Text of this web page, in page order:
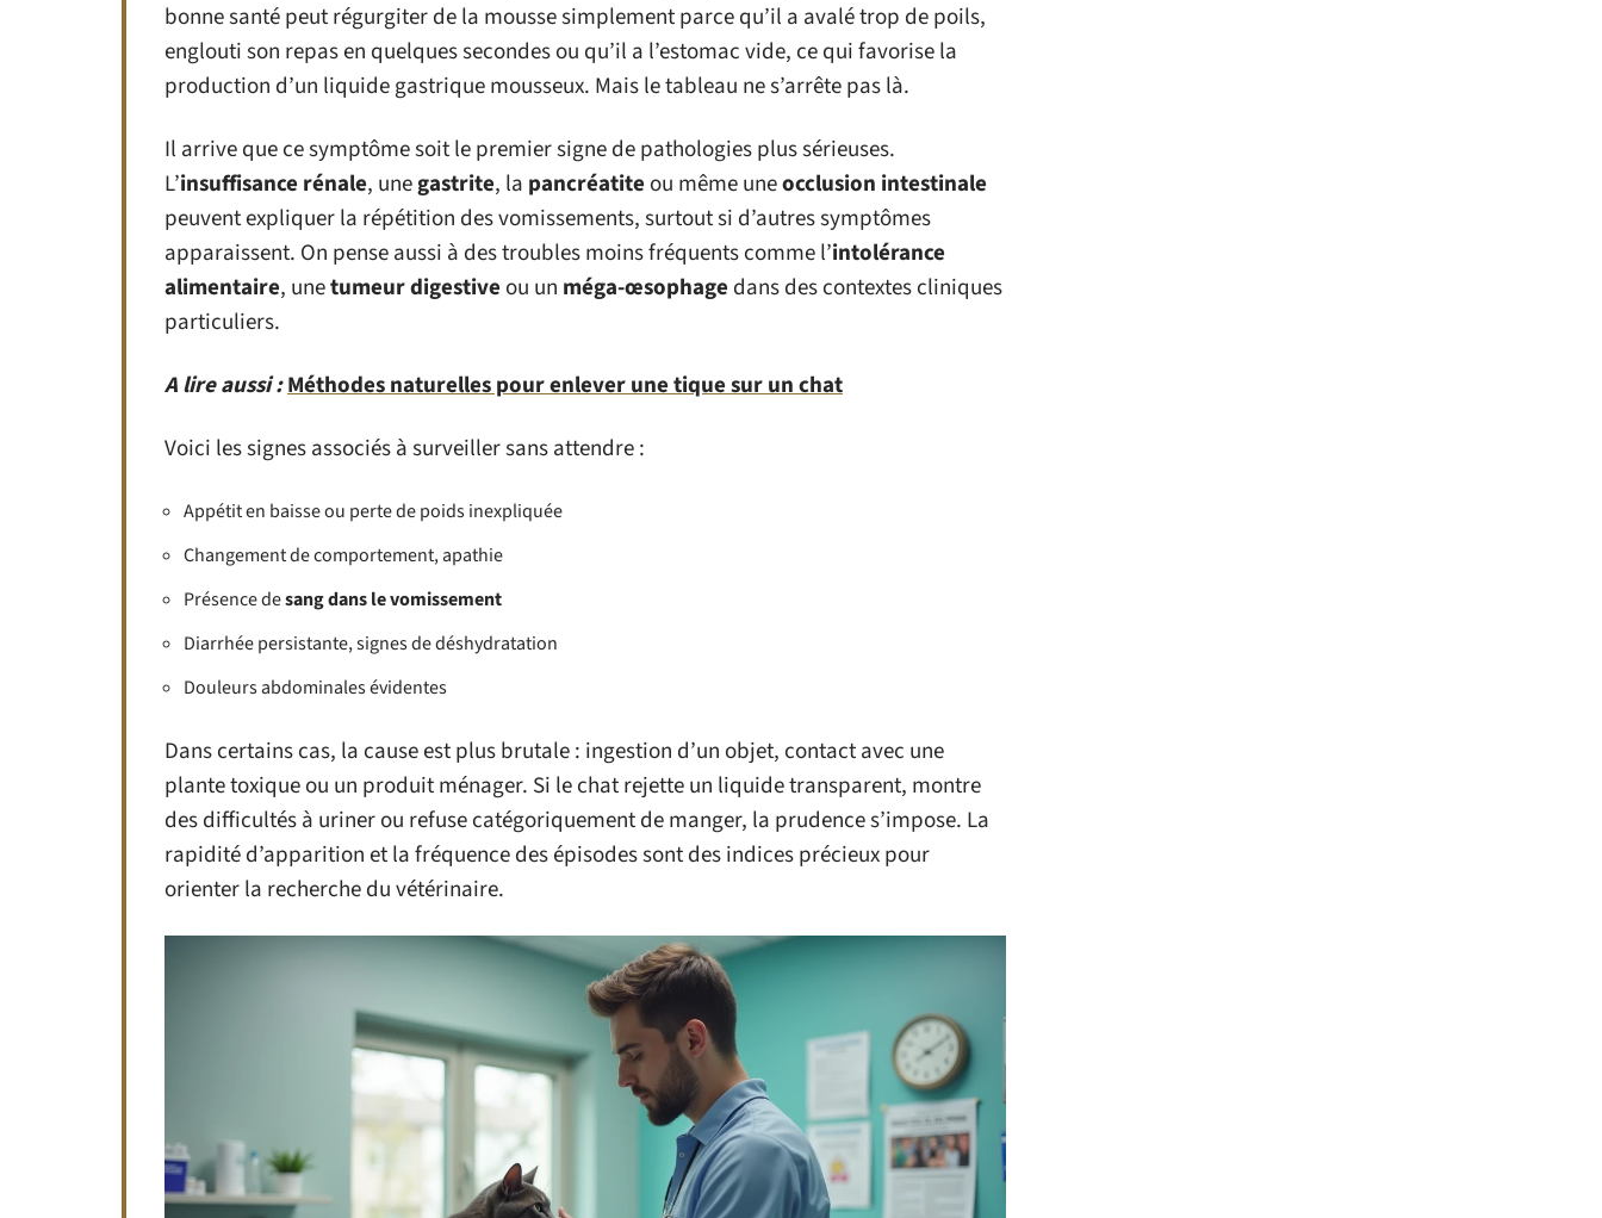
bonne santé peut régurgiter de la mousse simplement parce qu’il a avalé trop de poils,
englouti son repas en quelques secondes ou qu’il a l’estomac vide, ce qui favorise la
production d’un liquide gastrique mousseux. Mais le tableau ne s’arrête pas là.
Il arrive que ce symptôme soit le premier signe de pathologies plus sérieuses.
L’insuffisance rénale, unegastrite, la pancréatite ou même uneocclusion intestinale
peuvent expliquer la répétition des vomissements, surtout si d’autres symptômes
apparaissent. On pense aussi à des troubles moins fréquents comme l’intolérance
alimentaire, unetumeur digestive ou un méga-œsophage dans des contextes cliniques
particuliers.
A lire aussi :Méthodes naturelles pour enlever une tique sur un chat
Voici les signes associés à surveiller sans attendre :
Appétit en baisse ou perte de poids inexpliquée
Changement de comportement, apathie
Présence desang dans le vomissement
Diarrhée persistante, signes de déshydratation
Douleurs abdominales évidentes
Dans certains cas, la cause est plus brutale : ingestion d’un objet, contact avec une
plante toxique ou un produit ménager. Si le chat rejette un liquide transparent, montre
des difficultés à uriner ou refuse catégoriquement de manger, la prudence s’impose. La
rapidité d’apparition et la fréquence des épisodes sont des indices précieux pour
orienter la recherche du vétérinaire.